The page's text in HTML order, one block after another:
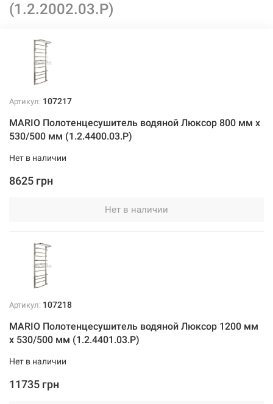
(1.2.2002.03.Р)
Артикул: 107217
MARIO Полотенцесушитель водяной Люксор 800 мм x
530/500 мм (1.2.4400.03.Р)
Нет в наличии
8625 грн
Нет в наличии
Артикул: 107218
MARIO Полотенцесушитель водяной Люксор 1200 мм
x 530/500 мм (1.2.4401.03.Р)
Нет в наличии
11735 грн